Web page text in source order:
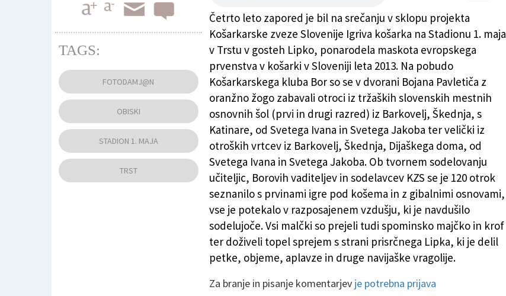
Četrto leto zapored je bil na srečanju v sklopu projekta
Košarkarske zveze Slovenije Igriva košarka na Stadionu 1. maja
v Trstu v gosteh Lipko, ponarodela maskota evropskega
prvenstva v košarki v Sloveniji leta 2013. Na pobudo
Košarkarskega kluba Bor so se v dvorani Bojana Pavletiča z
oranžno žogo zabavali otroci iz tržaških slovenskih mestnih
osnovnih šol (prvi in drugi razred) iz Barkovelj, Škednja, s
Katinare, od Svetega Ivana in Svetega Jakoba ter velički iz
otroških vrtcev iz Barkovelj, Škednja, Dijaškega doma, od
Svetega Ivana in Svetega Jakoba. Ob tvornem sodelovanju
učiteljic, Borovih vaditeljev in sodelavcev KZS se je 120 otrok
seznanilo s prvinami igre pod košema in z gibalnimi osnovami,
vse je potekalo v razposajenem vzdušju, ki je navdušilo
sodelujoče. Vsi malčki so prejeli tudi spominsko majčko in krof
ter doživeli topel sprejem s strani prisrčnega Lipka, ki je delil
petke, objeme, aplavze in druge navijaške vragolije.
Za branje in pisanje komentarjev je potrebna prijava
TAGS:
FOTODAMJ@N
OBISKI
STADION 1. MAJA
TRST